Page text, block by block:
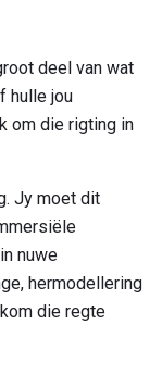
deel van wat
hulle jou
om die rigting in
Jy moet dit
nuwe
hermodellering
die regte